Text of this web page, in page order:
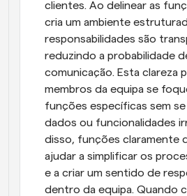
clientes. Ao delinear as
cria um ambiente
responsabilidades são
reduzindo a probabilidade
comunicação. Esta clareza
membros da equipa se
funções específicas sem
dados ou funcionalidades
disso, funções claramente
ajudar a simplificar os
e a criar um sentido de
dentro da equipa. Quando